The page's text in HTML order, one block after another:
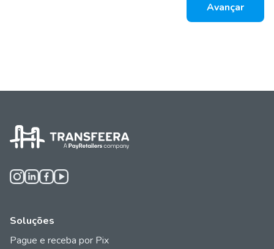
Avançar
Soluções
Pague e receba por Pix